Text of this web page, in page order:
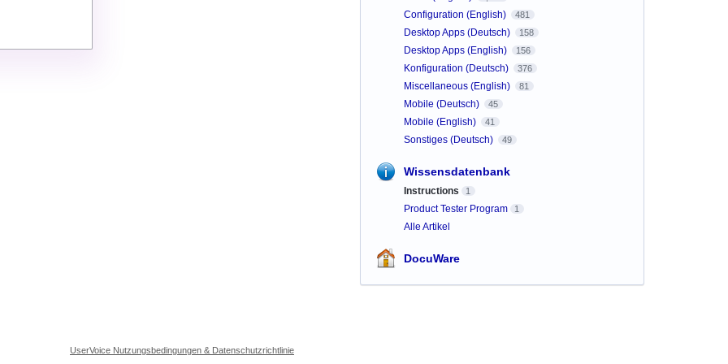
Configuration (English) 481
Desktop Apps (Deutsch) 158
Desktop Apps (English) 156
Konfiguration (Deutsch) 376
Miscellaneous (English) 81
Mobile (Deutsch) 45
Mobile (English) 41
Sonstiges (Deutsch) 49
Wissensdatenbank
Instructions 1
Product Tester Program 1
Alle Artikel
DocuWare
UserVoice Nutzungsbedingungen & Datenschutzrichtlinie